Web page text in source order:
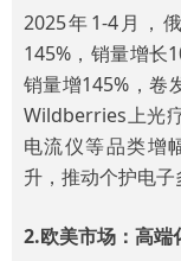
2025年1-4月，
145%，销量增长
销量增145%，卷
Wildberries上光
电流仪等品类增
升，推动个护电子
2.欧美市场：高端